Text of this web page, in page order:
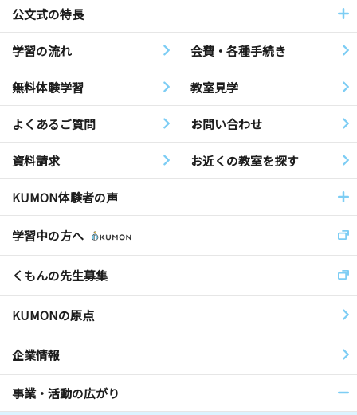
公文式の特長
学習の流れ 会費・各種手続き
無料体験学習 教室見学
よくあるご質問 お問い合わせ
資料請求 お近くの教室を探す
KUMON体験者の声
学習中の方へ
くもんの先生募集
KUMONの原点
企業情報
事業・活動の広がり